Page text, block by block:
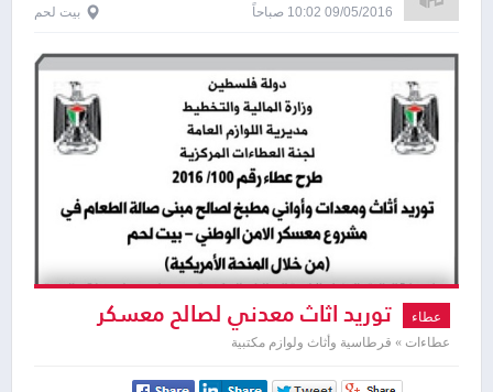
09/05/2016 10:02 صباحاً بيت لحم
عطاء توريد اثاث معدني لصالح معسكر
الامن الوطني
عطاءات » قرطاسية وأثاث ولوازم مكتبية